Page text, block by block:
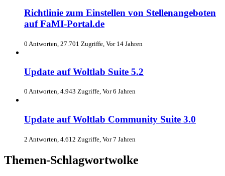
Richtlinie zum Einstellen von Stellenangeboten
auf FaMI-Portal.de
0 Antworten, 27.701 Zugriffe, Vor 14 Jahren
Update auf Woltlab Suite 5.2
0 Antworten, 4.943 Zugriffe, Vor 6 Jahren
Update auf Woltlab Community Suite 3.0
2 Antworten, 4.612 Zugriffe, Vor 7 Jahren
Themen-Schlagwortwolke